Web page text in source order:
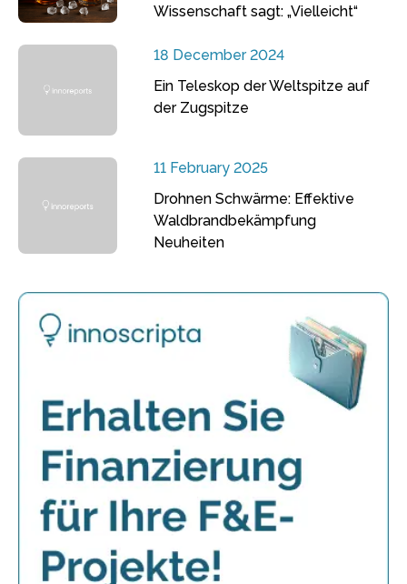
Wissenschaft sagt: „Vielleicht“
18 December 2024
Ein Teleskop der Weltspitze auf
der Zugspitze
11 February 2025
Drohnen Schwärme: Effektive
Waldbrandbekämpfung
Neuheiten